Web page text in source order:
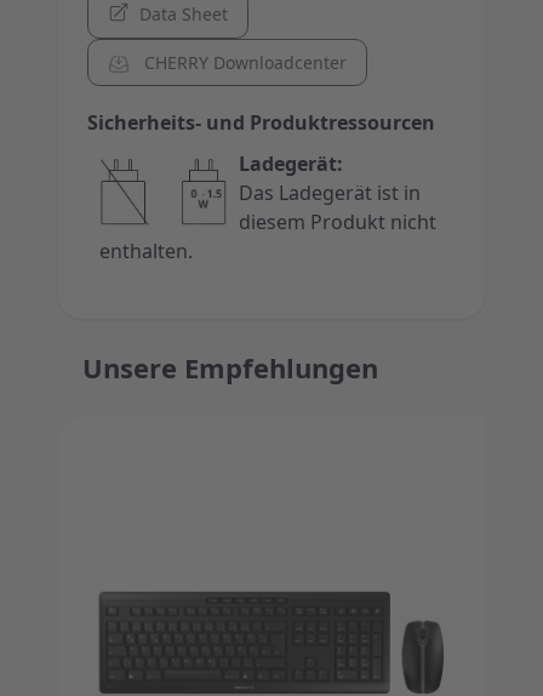
Data Sheet
CHERRY Downloadcenter
Sicherheits- und Produktressourcen
Ladegerät:
Das Ladegerät ist in
diesem Produkt nicht
enthalten.
Unsere Empfehlungen